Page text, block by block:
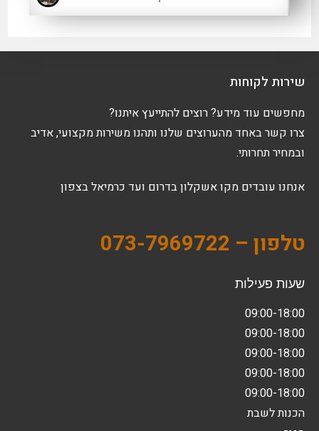
שירות לקוחות
מחפשים עוד מידע? רוצים להתייעץ איתנו?
צרו קשר באחד מהערוצים שלנו ותהנו משירות מקצועי, אדיב
ובמחיר תחרותי.
אנחנו עובדים מקו אשקלון בדרום ועד כרמיאל בצפון
טלפון – 073-7969722
שעות פעילות
09:00-18:00
09:00-18:00
09:00-18:00
09:00-18:00
09:00-18:00
הכנות לשבת